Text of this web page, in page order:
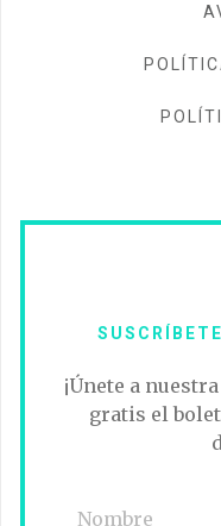
¡Únete a nuestra
gratis el